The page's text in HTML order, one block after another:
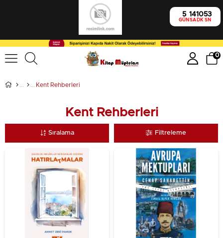
5
GÜN
14
SA
10
DK
52
SN
0
Kent Rehberleri
Kent Rehberleri
Filtreleme
Sıralama